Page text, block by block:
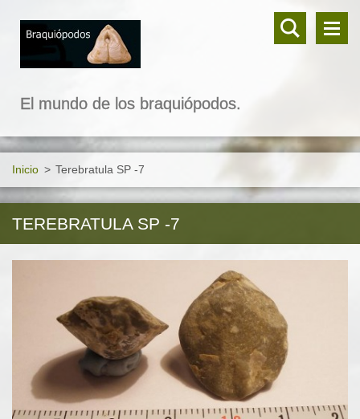
El mundo de los braquiópodos.
Inicio > Terebratula SP -7
TEREBRATULA SP -7